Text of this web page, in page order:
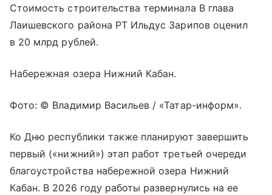
Стоимость строительства терминала В глава
Лаишевского района РТ Ильдус Зарипов оценил
в 20 млрд рублей.
Набережная озера Нижний Кабан.
Фото: © Владимир Васильев / «Татар-информ».
Ко Дню республики также планируют завершить
первый («нижний») этап работ третьей очереди
благоустройства набережной озера Нижний
Кабан. В 2026 году работы развернулись на ее